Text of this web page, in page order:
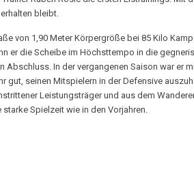
bleibt.
von 1,90 Meter Körpergröße bei 85 Kilo
er die Scheibe im Höchsttempo in die
In der vergangenen Saison war er
gut, seinen Mitspielern in der Defensive
Leistungsträger und aus dem
Spielzeit wie in den Vorjahren.